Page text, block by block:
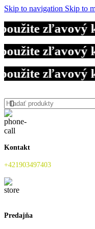
Skip to navigation Skip to
zľavový
zľavový
zľavový
Kontakt
+421903497403
Predajňa